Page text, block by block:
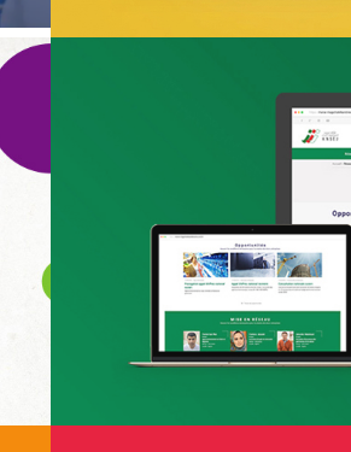
Applications Mobiles
Web, Intranet et Extranet